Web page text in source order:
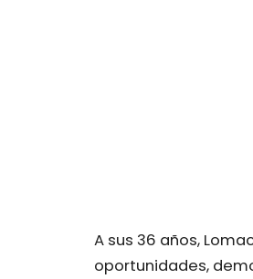
A sus 36 años,
oportunidades,